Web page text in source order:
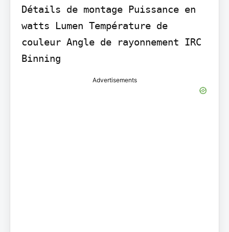
Détails de montage Puissance en
watts Lumen Température de
couleur Angle de rayonnement IRC
Binning
Advertisements